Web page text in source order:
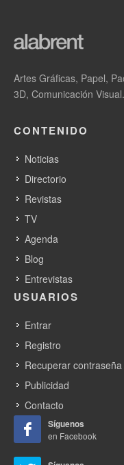
Artes Gráficas, Papel,
3D, Comunicación Visual.
CONTENIDO
Noticias
Directorio
Revistas
TV
Agenda
Blog
Entrevistas
USUARIOS
Entrar
Registro
Recuperar contraseña
Publicidad
Contacto
Síguenos
en Facebook